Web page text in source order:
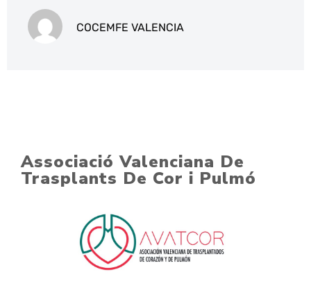
COCEMFE VALENCIA
Associació Valenciana De
Trasplants De Cor i Pulmó